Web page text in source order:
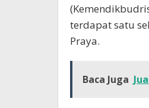
terdapat satu
Praya.
Baca Juga